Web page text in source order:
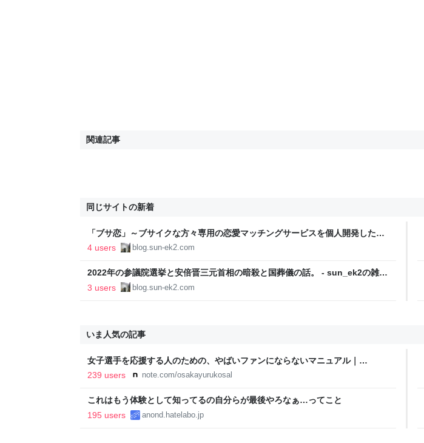
関連記事
同じサイトの新着
「ブサ恋」～ブサイクな方々専用の恋愛マッチングサービスを個人開発した
話。 - sun_ek2の雑記。
4 users blog.sun-ek2.com
2022年の参議院選挙と安倍晋三元首相の暗殺と国葬儀の話。 - sun_ek2の雑
記。
3 users blog.sun-ek2.com
いま人気の記事
女子選手を応援する人のための、やばいファンにならないマニュアル｜
OSAKA YURU KOSAL:TETSUYA KITAMOTO
239 users note.com/osakayurukosal
これはもう体験として知ってるの自分らが最後やろなぁ…ってこと
195 users
anond.hatelabo.jp